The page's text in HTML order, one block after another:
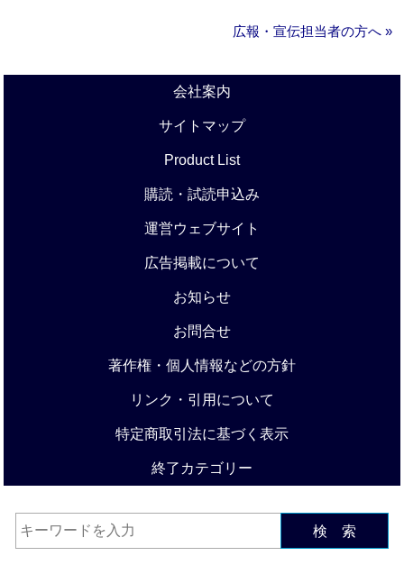
広報・宣伝担当者の方へ »
会社案内
サイトマップ
Product List
購読・試読申込み
運営ウェブサイト
広告掲載について
お知らせ
お問合せ
著作権・個人情報などの方針
リンク・引用について
特定商取引法に基づく表示
終了カテゴリー
検 索